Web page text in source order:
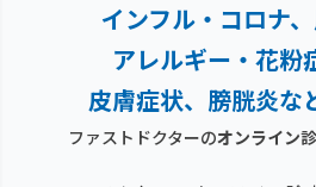
インフル・コロナ、
アレルギー・花粉
皮膚症状、膀胱炎な
ファストドクターのオンライン